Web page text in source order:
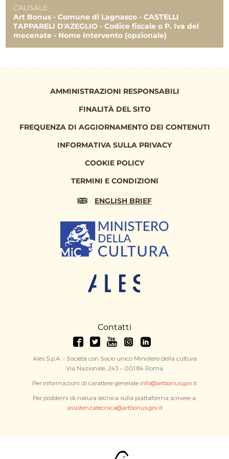
Uscite 10.2023
1.526,95 €
Uscite 10.2023
4.800,00 €
CAUSALE
Art Bonus - Comune di Lagnasco - CASTELLI
TAPPARELI D'AZEGLIO - Codice fiscale o P. Iva del
mecenate - Nome Intervento (opzionale)
AMMINISTRAZIONI RESPONSABILI
FINALITÀ DEL SITO
FREQUENZA DI AGGIORNAMENTO DEI CONTENUTI
INFORMATIVA SULLA PRIVACY
COOKIE POLICY
TERMINI E CONDIZIONI
ENGLISH BRIEF
Contatti
Ales S.p.A. - Società con Socio unico Ministero della cultura
Via Nazionale, 243 – 00184 Roma
Per informazioni di carattere generale info@artbonus.gov.it
Per problemi di natura tecnica sulla piattaforma scrivere a:
assistenzatecnica@artbonus.gov.it